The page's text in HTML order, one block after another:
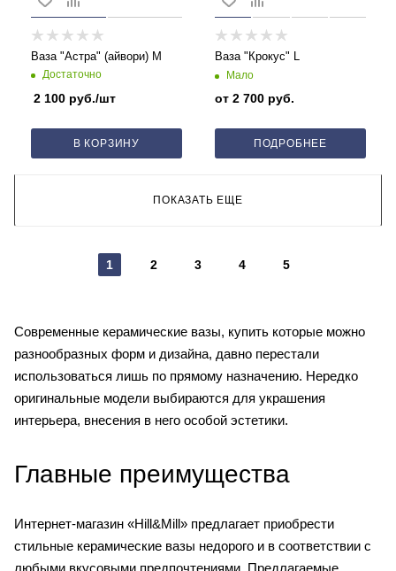
Ваза "Астра" (айвори) M
Достаточно
2 100 руб./шт
В КОРЗИНУ
Ваза "Крокус" L
Мало
от 2 700 руб.
ПОДРОБНЕЕ
ПОКАЗАТЬ ЕЩЕ
1 2 3 4 5
Современные керамические вазы, купить которые можно
разнообразных форм и дизайна, давно перестали
использоваться лишь по прямому назначению. Нередко
оригинальные модели выбираются для украшения
интерьера, внесения в него особой эстетики.
Главные преимущества
Интернет-магазин «Hill&Mill» предлагает приобрести
стильные керамические вазы недорого и в соответствии с